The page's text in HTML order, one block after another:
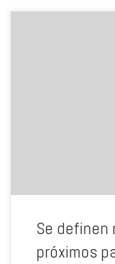
Se definen
próximos